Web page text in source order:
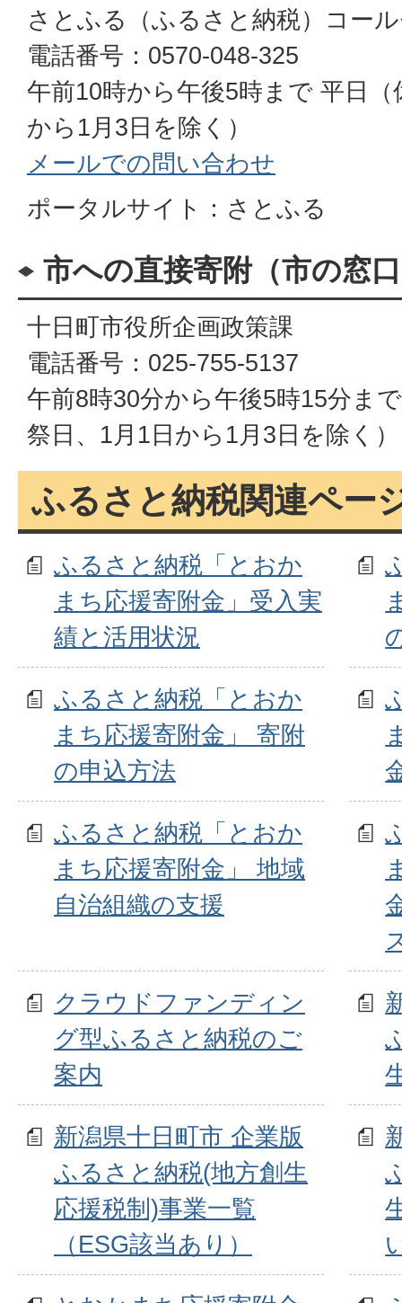
さとふる（ふるさと納税）コー
電話番号：0570-048-325
午前10時から午後5時まで 平日
から1月3日を除く）
メールでの問い合わせ
ポータルサイト：さとふる
市への直接寄附（市の窓
十日町市役所企画政策課
電話番号：025-755-5137
午前8時30分から午後5時15分ま
祭日、1月1日から1月3日を除く）
ふるさと納税関連ペー
ふるさと納税「とおか
まち応援寄附金」受入実
績と活用状況
ふるさと納税「とおか
まち応援寄附金」 寄附
の申込方法
ふるさと納税「とおか
まち応援寄附金」 地域
自治組織の支援
クラウドファンディン
グ型ふるさと納税のご
案内
新潟県十日町市 企業版
ふるさと納税(地方創生
応援税制)事業一覧
（ESG該当あり）